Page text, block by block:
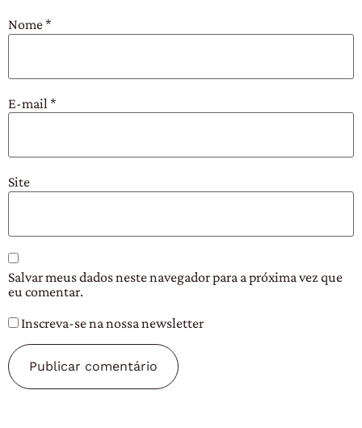
Nome*
E-mail *
Site
Salvar meus dados neste navegador para a próxima vez que
eu comentar.
Inscreva-se na nossa newsletter